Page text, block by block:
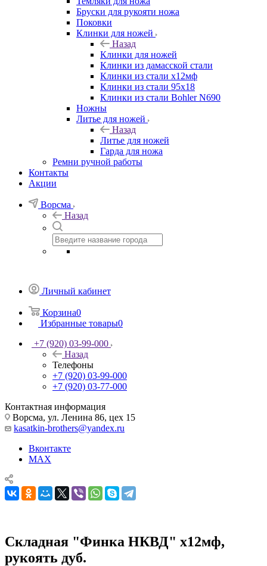
Бруски для рукояти ножа
Поковки
Клинки для ножей
Назад
Клинки для ножей
Клинки из дамасской стали
Клинки из стали х12мф
Клинки из стали 95х18
Клинки из стали Bohler N690
Ножны
Литье для ножей
Назад
Литье для ножей
Гарда для ножа
Ремни ручной работы
Контакты
Акции
Ворсма
Назад
Личный кабинет
Корзина0
Избранные товары0
+7 (920) 03-99-000
Назад
Телефоны
+7 (920) 03-99-000
+7 (920) 03-77-000
Контактная информация
Ворсма, ул. Ленина 86, цех 15
kasatkin-brothers@yandex.ru
Вконтакте
MAX
Складная "Финка НКВД" х12мф,
рукоять дуб.